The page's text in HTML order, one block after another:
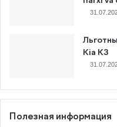
Kia K3
Полезная информация